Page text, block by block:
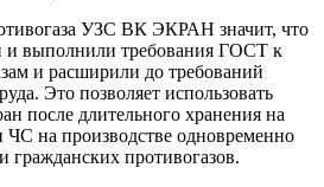
УЗС ВК ЭКРАН значит, что
и выполнили требования ГОСТ к
и расширили до требований
Это позволяет использовать
после длительного хранения на
на производстве одновременно
гражданских противогазов.